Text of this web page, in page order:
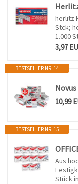
herlitz
Stck;
1.000
3,97
BESTSELLER NR. 14
10,99
BESTSELLER NR. 15
Aus
Stück